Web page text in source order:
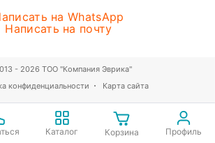
Каталог Корзина Профиль
на WhatsApp
Написать на почту
конфиденциальности Карта сайта
- 2026 ТОО "Компания Эврика"